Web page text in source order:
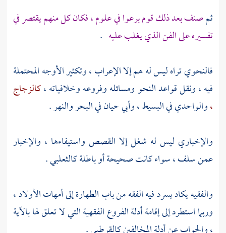
ثمصنف بعد ذلك قوم برعوا في علوم ، فكان كل منهم يقتصر في
تفسيره على الفن الذي يغلب عليه .
فالنحوي تراه ليس له هم إلا الإعراب ، وتكثير الأوجه المحتملة
فيه ، ونقل قواعد النحو ومسائله وفروعه وخلافياته ،كالزجاج
،والواحديفي البسيط ،وأبي حيانفي البحر والنهر .
والإخباري ليس له شغل إلا القصص واستيفاءها ، والإخبار
عمن سلف ، سواء كانت صحيحة أو باطلةكالثعلبي.
والفقيه يكاد يسرد فيه الفقه من باب الطهارة إلى أمهات الأولاد ،
وربما استطرد إلى إقامة أدلة الفروع الفقهية التي لا تعلق لها بالآية